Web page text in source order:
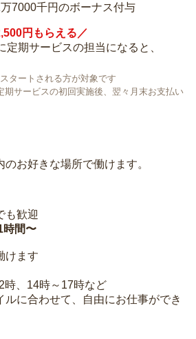
7000千円のボーナス付与
円もらえる／
定期サービスの担当になると、
タートされる方が対象です
期サービスの初回実施後、翌々月末お支払い
お好きな場所で働けます。
も歓迎
時間〜
けます
時、14時～17時など
ルに合わせて、自由にお仕事ができ